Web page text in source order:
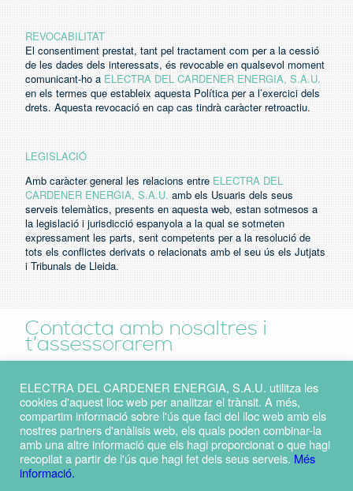
REVOCABILITAT
El consentiment prestat, tant pel tractament com per a la cessió
de les dades dels interessats, és revocable en qualsevol moment
comunicant-ho a ELECTRA DEL CARDENER ENERGIA, S.A.U.
en els termes que estableix aquesta Política per a l’exercici dels
drets. Aquesta revocació en cap cas tindrà caràcter retroactiu.
LEGISLACIÓ
Amb caràcter general les relacions entre ELECTRA DEL
CARDENER ENERGIA, S.A.U. amb els Usuaris dels seus
serveis telemàtics, presents en aquesta web, estan sotmesos a
la legislació i jurisdicció espanyola a la qual se sotmeten
expressament les parts, sent competents per a la resolució de
tots els conflictes derivats o relacionats amb el seu ús els Jutjats
i Tribunals de Lleida.
Contacta amb nosaltres i
t’assessorarem
POLÍTICA DE PRIVACITAT
AVÍS LEGAL
POLÍTICA DE COOKIES
ELECTRA DEL CARDENER ENERGIA, S.A.U. utilitza les
cookies d'aquest lloc web per analitzar el trànsit. A més,
compartim informació sobre l'ús que faci del lloc web amb els
nostres partners d'anàlisis web, els quals poden combinar-la
amb una altre informació que els hagi proporcionat o que hagi
recopilat a partir de l'ús que hagi fet dels seus serveis. Més
informació.